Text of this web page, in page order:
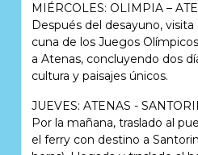
MIÉRCOLES: OLIMPIA –
Después del desayuno,
cuna de los Juegos
a Atenas, concluyendo dos
cultura y paisajes únicos.
JUEVES: ATENAS -
Por la mañana, traslado al
el ferry con destino a